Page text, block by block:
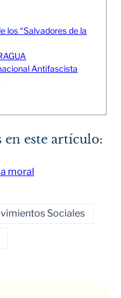
los “Salvadores de la
Antifascista
en este artículo:
moral
Sociales